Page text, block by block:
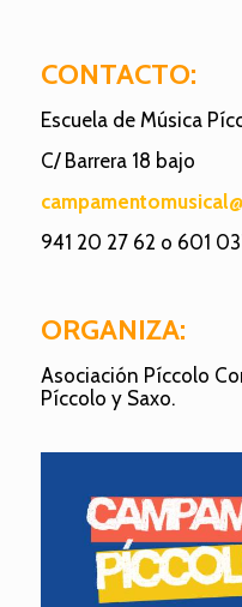
CONTACTO:
Escuela de Música
C/ Barrera 18 bajo
941 20 27 62 o 601
ORGANIZA:
Asociación Píccolo
Píccolo y Saxo.